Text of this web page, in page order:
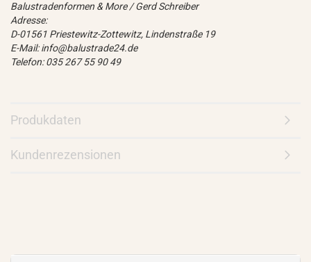
Balustradenformen & More / Gerd Schreiber
Adresse:
D-01561 Priestewitz-Zottewitz, Lindenstraße 19
E-Mail: info@balustrade24.de
Telefon: 035 267 55 90 49
Produkdaten
Kundenrezensionen